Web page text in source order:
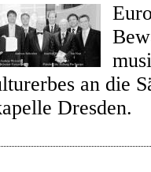
an die
Dresden.